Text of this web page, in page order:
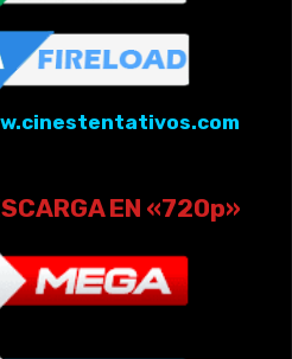
EN «720p»